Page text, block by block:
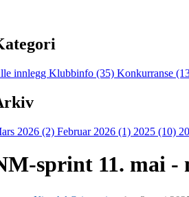
innlegg Klubbinfo (35) Konkurranse
2026 (2) Februar 2026 (1) 2025 (10)
sprint 11. mai -